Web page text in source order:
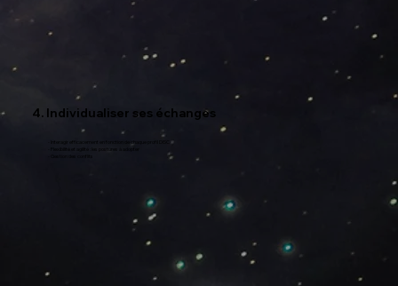
4. Individualiser ses échanges
- Interagir efficacement en fonction de chaque profil DISC
- Flexibilité et agilité : les postures à adopter
- Gestion des conflits